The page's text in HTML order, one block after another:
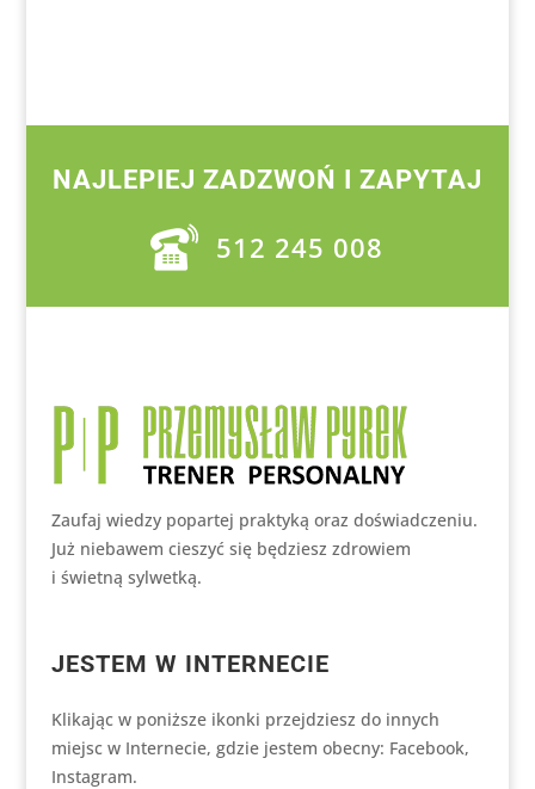
NAJLEPIEJ ZADZWOŃ I ZAPYTAJ
512 245 008
Zaufaj wiedzy popartej praktyką oraz doświadczeniu.
Już niebawem cieszyć się będziesz zdrowiem
i świetną sylwetką.
JESTEM W INTERNECIE
Klikając w poniższe ikonki przejdziesz do innych
miejsc w Internecie, gdzie jestem obecny: Facebook,
Instagram.